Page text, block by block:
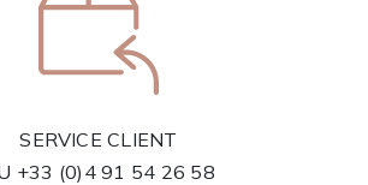
SERVICE CLIENT
+33 (0)4 91 54 26 58